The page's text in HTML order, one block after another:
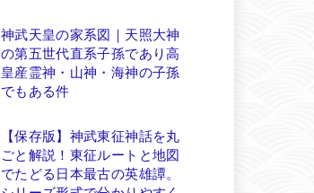
神武天皇の家系図｜天照大神
の第五世代直系子孫であり高
皇産霊神・山神・海神の子孫
でもある件
【保存版】神武東征神話を丸
ごと解説！東征ルートと地図
でたどる日本最古の英雄譚。